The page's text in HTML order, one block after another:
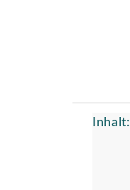
Inhalt: